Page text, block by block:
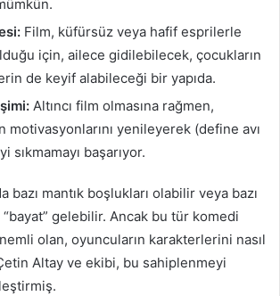
Film, küfürsüz veya hafif esprilerle
için, ailece gidilebilecek, çocukların
de keyif alabileceği bir yapıda.
Altıncı film olmasına rağmen,
motivasyonlarını yenileyerek (define avı
sıkmamayı başarıyor.
bazı mantık boşlukları olabilir veya bazı
gelebilir. Ancak bu tür komedi
olan, oyuncuların karakterlerini nasıl
Altay ve ekibi, bu sahiplenmeyi